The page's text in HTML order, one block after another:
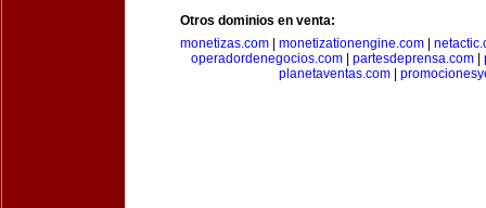
Otros dominios en venta:
monetizas.com
monetizationengine.com
operadordenegocios.com
partesdeprensa.com
planetaventas.com